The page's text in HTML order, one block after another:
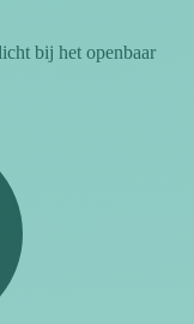
bij het openbaar